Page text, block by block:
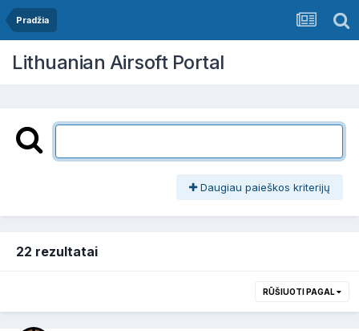
Pradžia
Lithuanian Airsoft Portal
Daugiau paieškos kriterijų
22 rezultatai
RŪŠIUOTI PAGAL